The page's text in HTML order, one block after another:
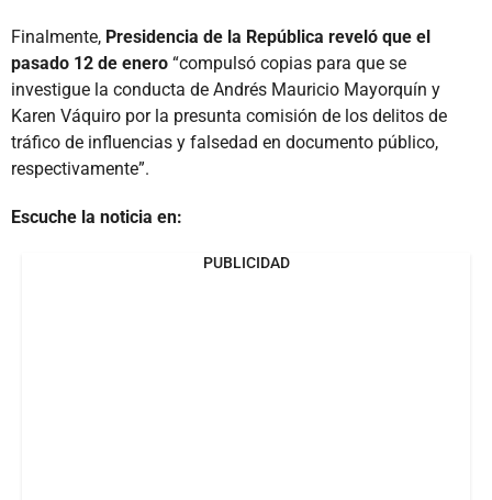
Finalmente, Presidencia de la República reveló que el
pasado 12 de enero “compulsó copias para que se
investigue la conducta de Andrés Mauricio Mayorquín y
Karen Váquiro por la presunta comisión de los delitos de
tráfico de influencias y falsedad en documento público,
respectivamente”.
Escuche la noticia en:
PUBLICIDAD